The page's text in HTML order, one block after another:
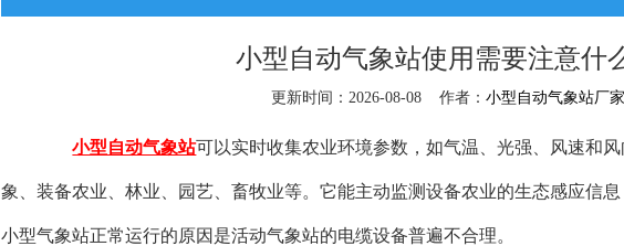
小型自动气象站使用需要注意什
更新时间：2026-08-08 作者： 小型自动气象站厂家
小型自动气象站可以实时收集农业环境参数，如气温、光强、风速和
象、装备农业、林业、园艺、畜牧业等。它能主动监测设备农业的生态感应信
小型气象站正常运行的原因是活动气象站的电缆设备普遍不合理。